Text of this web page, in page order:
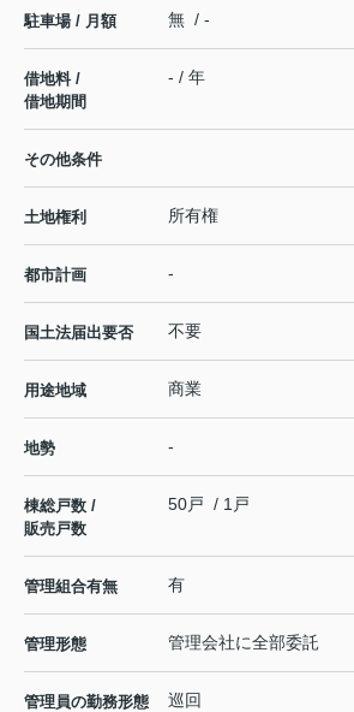
駐車場 / 月額 無 / -
借地料 /
借地期間
- / 年
その他条件
土地権利 所有権
都市計画 -
国土法届出要否 不要
用途地域 商業
地勢 -
棟総戸数 /
販売戸数
50戸 / 1戸
管理組合有無 有
管理形態 管理会社に全部委託
管理員の勤務形態 巡回